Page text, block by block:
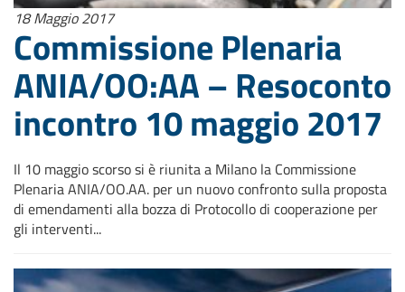
18 Maggio 2017
Commissione Plenaria
ANIA/OO:AA – Resoconto
incontro 10 maggio 2017
Il 10 maggio scorso si è riunita a Milano la Commissione
Plenaria ANIA/OO.AA. per un nuovo confronto sulla proposta
di emendamenti alla bozza di Protocollo di cooperazione per
gli interventi...